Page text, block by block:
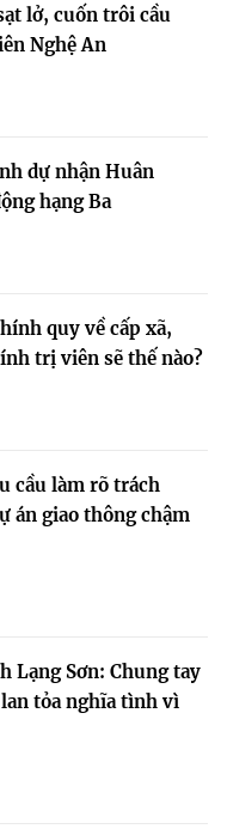
lở, cuốn trôi cầu
Nghệ An
dự nhận Huân
hạng Ba
quy về cấp xã,
trị viên sẽ thế nào?
cầu làm rõ trách
án giao thông chậm
Lạng Sơn: Chung tay
tỏa nghĩa tình vì